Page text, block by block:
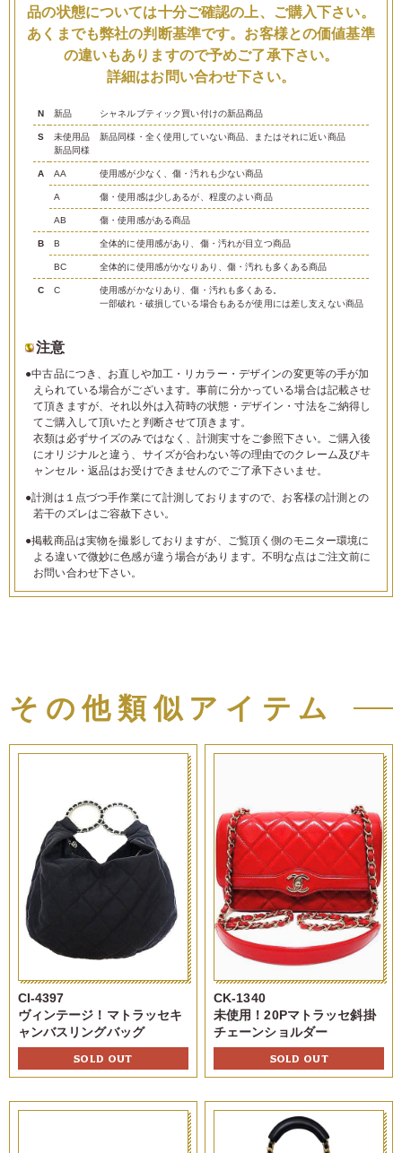
品の状態については十分ご確認の上、ご購入下さい。
あくまでも弊社の判断基準です。お客様との価値基準
の違いもありますので予めご了承下さい。
詳細はお問い合わせ下さい。
N 新品 シャネルブティック買い付けの新品商品
S
未使用品
新品同様
新品同様・全く使用していない商品、またはそれに近い商品
A AA 使用感が少なく、傷・汚れも少ない商品
A 傷・使用感は少しあるが、程度のよい商品
AB 傷・使用感がある商品
B B 全体的に使用感があり、傷・汚れが目立つ商品
BC 全体的に使用感がかなりあり、傷・汚れも多くある商品
C C
使用感がかなりあり、傷・汚れも多くある。
一部破れ・破損している場合もあるが使用には差し支えない商品
注意
●中古品につき、お直しや加工・リカラー・デザインの変更等の手が加
えられている場合がございます。事前に分かっている場合は記載させ
て頂きますが、それ以外は入荷時の状態・デザイン・寸法をご納得し
てご購入して頂いたと判断させて頂きます。
衣類は必ずサイズのみではなく、計測実寸をご参照下さい。ご購入後
にオリジナルと違う、サイズが合わない等の理由でのクレーム及びキ
ャンセル・返品はお受けできませんのでご了承下さいませ。
●計測は１点づつ手作業にて計測しておりますので、お客様の計測との
若干のズレはご容赦下さい。
●掲載商品は実物を撮影しておりますが、ご覧頂く側のモニター環境に
よる違いで微妙に色感が違う場合があります。不明な点はご注文前に
お問い合わせ下さい。
その他類似アイテム
CI-4397
ヴィンテージ！マトラッセキ
ャンバスリングバッグ
SOLD OUT
CK-1340
未使用！20Pマトラッセ斜掛
チェーンショルダー
SOLD OUT